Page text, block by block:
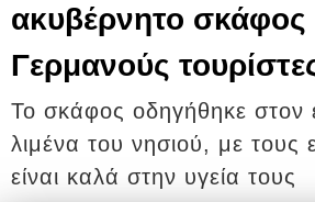
ακυβέρνητο σκάφος
Γερμανούς
Το σκάφος οδηγήθηκε στον
λιμένα του νησιού, με τους
είναι καλά στην υγεία τους